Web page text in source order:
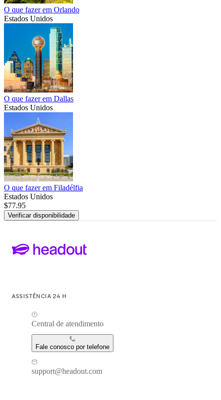
O que fazer em Orlando
Estados Unidos
O que fazer em Dallas
Estados Unidos
O que fazer em Filadélfia
Estados Unidos
$77.95
Verificar disponibilidade
ASSISTÊNCIA 24 H
Central de atendimento
Fale conosco por telefone
support@headout.com